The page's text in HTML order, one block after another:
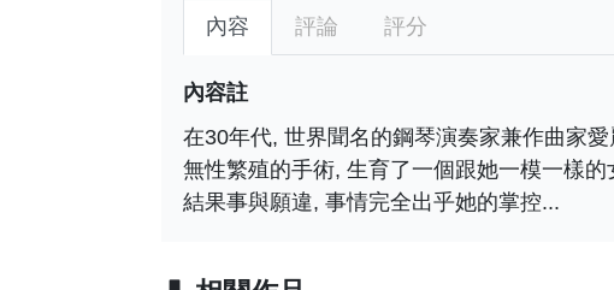
內容 評論 評分
內容註
在30年代, 世界聞名的鋼琴演奏家兼作曲家
無性繁殖的手術, 生育了一個跟她一模一樣
結果事與願違, 事情完全出乎她的掌控...